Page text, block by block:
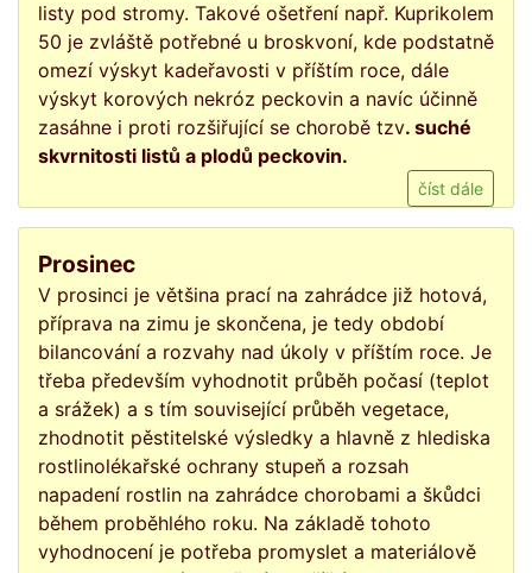
listy pod stromy. Takové ošetření např. Kuprikolem
50 je zvláště potřebné u broskvoní, kde podstatně
omezí výskyt kadeřavosti v příštím roce, dále
výskyt korových nekróz peckovin a navíc účinně
zasáhne i proti rozšiřující se chorobě tzv. suché
skvrnitosti listů a plodů peckovin.
číst dále
Prosinec
V prosinci je většina prací na zahrádce již hotová,
příprava na zimu je skončena, je tedy období
bilancování a rozvahy nad úkoly v příštím roce. Je
třeba především vyhodnotit průběh počasí (teplot
a srážek) a s tím související průběh vegetace,
zhodnotit pěstitelské výsledky a hlavně z hlediska
rostlinolékařské ochrany stupeň a rozsah
napadení rostlin na zahrádce chorobami a škůdci
během proběhlého roku. Na základě tohoto
vyhodnocení je potřeba promyslet a materiálově